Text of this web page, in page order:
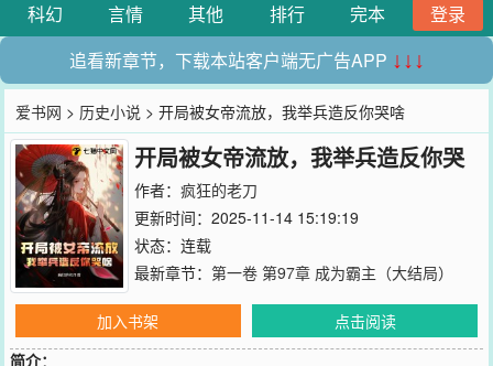
科幻
言情 其他 排行 完本
登录
追看新章节，下载本站客户端无广告APP ↓↓↓
爱书网 > 历史小说 > 开局被女帝流放，我举兵造反你哭啥
开局被女帝流放，我举兵造反你哭
啥
作者： 疯狂的老刀
更新时间：2025-11-14 15:19:19
状态：连载
最新章节： 第一卷 第97章 成为霸主（大结局）
加入书架
点击阅读
简介：